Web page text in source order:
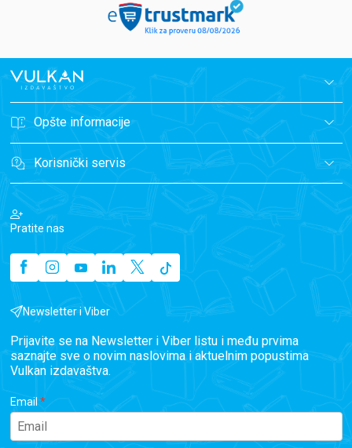
Opšte informacije
Korisnički servis
Pratite nas
Newsletter i Viber
Prijavite se na Newsletter i Viber listu i među prvima
saznajte sve o novim naslovima i aktuelnim popustima
Vulkan izdavaštva.
Email